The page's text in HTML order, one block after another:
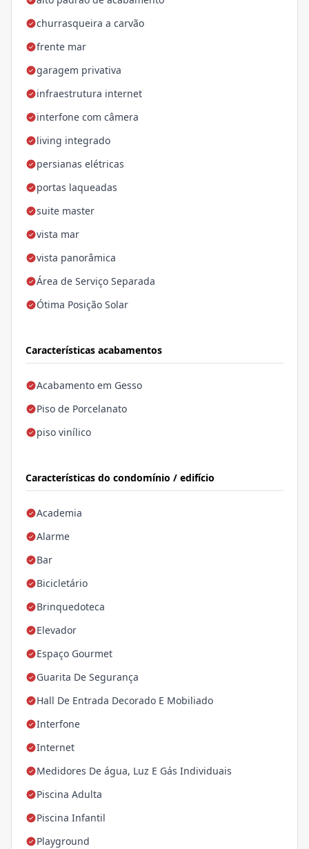
churrasqueira a carvão
frente mar
garagem privativa
infraestrutura internet
interfone com câmera
living integrado
persianas elétricas
portas laqueadas
suite master
vista mar
vista panorâmica
Área de Serviço Separada
Ótima Posição Solar
Características acabamentos
Acabamento em Gesso
Piso de Porcelanato
piso vinílico
Características do condomínio / edifício
Academia
Alarme
Bar
Bicicletário
Brinquedoteca
Elevador
Espaço Gourmet
Guarita De Segurança
Hall De Entrada Decorado E Mobiliado
Interfone
Internet
Medidores De água, Luz E Gás Individuais
Piscina Adulta
Piscina Infantil
Playground